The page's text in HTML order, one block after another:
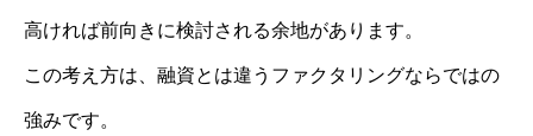
高ければ前向きに検討される余地があります。
この考え方は、融資とは違うファクタリングならではの
強みです。